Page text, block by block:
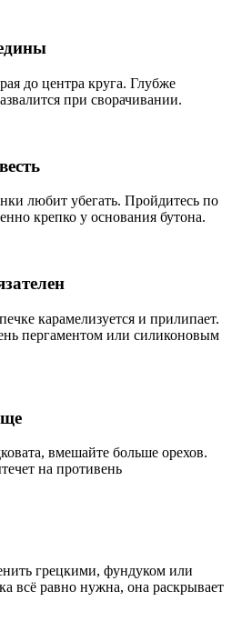
до центра круга. Глубже
при сворачивании.
любит убегать. Пройдитесь по
крепко у основания бутона.
карамелизуется и прилипает.
пергаментом или силиконовым
вмешайте больше орехов.
на противень
грецкими, фундуком или
всё равно нужна, она раскрывает